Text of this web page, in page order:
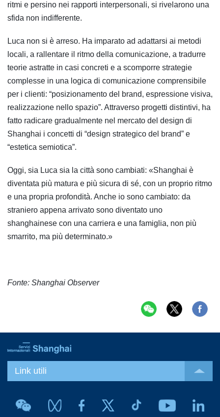
ritmi e persino nei rapporti interpersonali, si rivelarono una
sfida non indifferente.
Luca non si è arreso. Ha imparato ad adattarsi ai metodi
locali, a rallentare il ritmo della comunicazione, a tradurre
teorie astratte in casi concreti e a scomporre strategie
complesse in una logica di comunicazione comprensibile
per i clienti: “posizionamento del brand, espressione visiva,
realizzazione nello spazio”. Attraverso progetti distintivi, ha
fatto radicare gradualmente nel mercato del design di
Shanghai i concetti di “design strategico del brand” e
“estetica semiotica”.
Oggi, sia Luca sia la città sono cambiati: «Shanghai è
diventata più matura e più sicura di sé, con un proprio ritmo
e una propria profondità. Anche io sono cambiato: da
straniero appena arrivato sono diventato uno
shanghainese con una carriera e una famiglia, non più
smarrito, ma più determinato.»
Fonte: Shanghai Observer
Link utili